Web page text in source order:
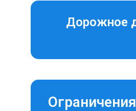
Дорожное